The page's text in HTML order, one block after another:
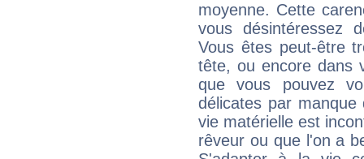
moyenne. Cette
vous désintéressez
Vous êtes peut-être
tête, ou encore dans
que vous pouvez
délicates par
vie matérielle est
rêveur ou que l'on a